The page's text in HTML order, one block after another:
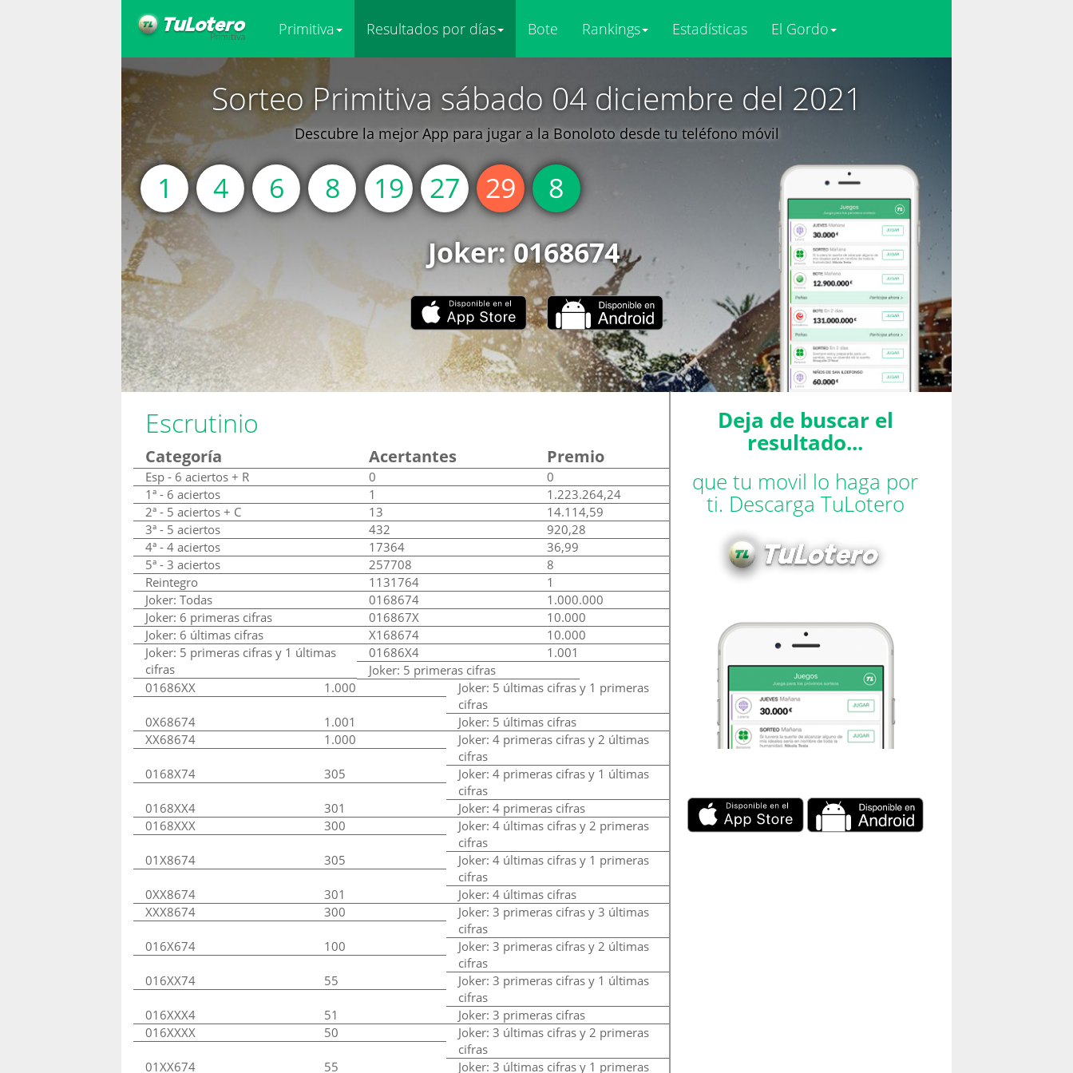
Primitiva Resultados por días Bote Rankings Estadísticas El Gordo
Sorteo Primitiva sábado 04 diciembre del 2021
Descubre la mejor App para jugar a la Bonoloto desde tu teléfono móvil
1 4 6 8 19 27 29
8
Joker: 0168674
Escrutinio
Categoría Acertantes Premio
Esp - 6 aciertos + R 0
0
1ª - 6 aciertos
1
1.223.264,24
2ª - 5 aciertos + C
13
14.114,59
3ª - 5 aciertos
432
920,28
4ª - 4 aciertos
17364
36,99
5ª - 3 aciertos
257708
8
Reintegro
1131764
1
Joker: Todas
0168674
1.000.000
Joker: 6 primeras cifras
016867X
10.000
Joker: 6 últimas cifras
X168674
10.000
Joker: 5 primeras cifras y 1 últimas
cifras
01686X4
1.001
Joker: 5 primeras cifras
01686XX
1.000
Joker: 5 últimas cifras y 1 primeras
cifras
0X68674
1.001
Joker: 5 últimas cifras
XX68674
1.000
Joker: 4 primeras cifras y 2 últimas
cifras
0168X74
305
Joker: 4 primeras cifras y 1 últimas
cifras
0168XX4
301
Joker: 4 primeras cifras
0168XXX
300
Joker: 4 últimas cifras y 2 primeras
cifras
01X8674
305
Joker: 4 últimas cifras y 1 primeras
cifras
0XX8674
301
Joker: 4 últimas cifras
XXX8674
300
Joker: 3 primeras cifras y 3 últimas
cifras
016X674
100
Joker: 3 primeras cifras y 2 últimas
cifras
016XX74
55
Joker: 3 primeras cifras y 1 últimas
cifras
016XXX4
51
Joker: 3 primeras cifras
016XXXX
50
Joker: 3 últimas cifras y 2 primeras
cifras
01XX674
55 Joker: 3 últimas cifras y 1 primeras
Deja de buscar el
resultado...
que tu movil lo haga por
ti. Descarga TuLotero